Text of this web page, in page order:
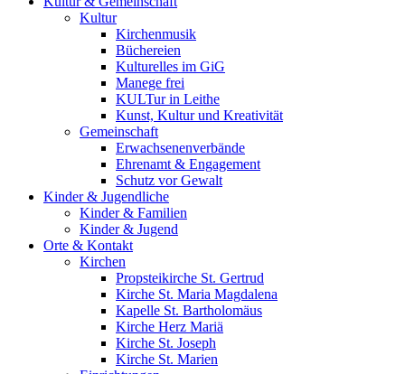
Kultur
Kirchenmusik
Büchereien
Kulturelles im GiG
Manege frei
KULTur in Leithe
Kunst, Kultur und Kreativität
Gemeinschaft
Erwachsenenverbände
Ehrenamt & Engagement
Schutz vor Gewalt
Kinder & Jugendliche
Kinder & Familien
Kinder & Jugend
Orte & Kontakt
Kirchen
Propsteikirche St. Gertrud
Kirche St. Maria Magdalena
Kapelle St. Bartholomäus
Kirche Herz Mariä
Kirche St. Joseph
Kirche St. Marien